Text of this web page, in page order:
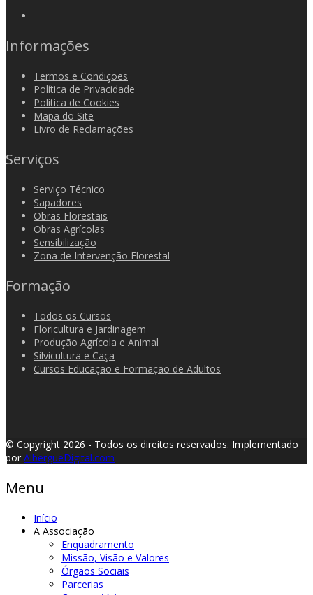
Informações
Termos e Condições
Política de Privacidade
Política de Cookies
Mapa do Site
Livro de Reclamações
Serviços
Serviço Técnico
Sapadores
Obras Florestais
Obras Agrícolas
Sensibilização
Zona de Intervenção Florestal
Formação
Todos os Cursos
Floricultura e Jardinagem
Produção Agrícola e Animal
Silvicultura e Caça
Cursos Educação e Formação de Adultos
© Copyright 2026 - Todos os direitos reservados. Implementado
por AlbergueDigital.com
Menu
Início
A Associação
Enquadramento
Missão, Visão e Valores
Órgãos Sociais
Parcerias